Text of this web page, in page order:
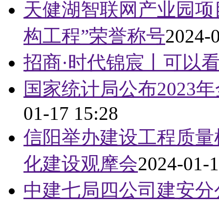
天健湖智联网产业园
构工程”荣誉称号2024-
招商·时代锦宸丨可以
国家统计局公布2023
01-17 15:28
信阳举办建设工程质
化建设观摩会2024-01-
中建七局四公司建安